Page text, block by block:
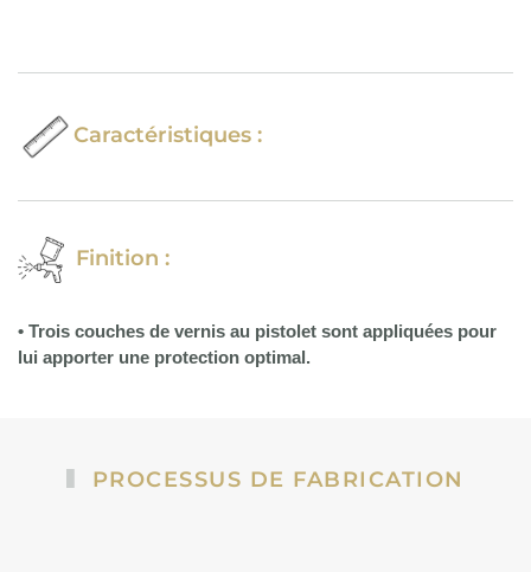
Caractéristiques :
Finition :
• Trois couches de vernis au pistolet sont appliquées pour
lui apporter une protection optimal.
PROCESSUS DE FABRICATION